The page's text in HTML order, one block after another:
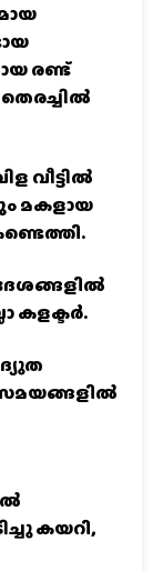
രണ്ട്
വീട്ടിൽ
മകളായ
കളക്ടര്‍.
സമയങ്ങളില്‍
കയറി,